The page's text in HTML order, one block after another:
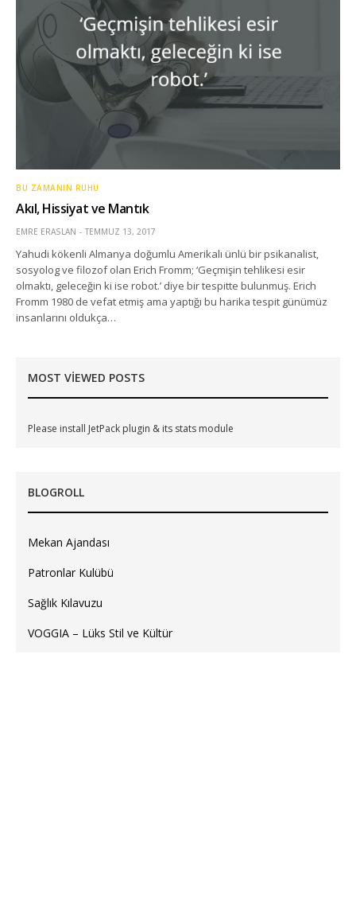
BU ZAMANIN RUHU
Akıl, Hissiyat ve Mantık
EMRE ERASLAN TEMMUZ 13, 2017
Yahudi kökenli Almanya doğumlu Amerikalı ünlü bir psikanalist,
sosyolog ve filozof olan Erich Fromm; ‘Geçmişin tehlikesi esir
olmaktı, geleceğin ki ise robot.’ diye bir tespitte bulunmuş. Erich
Fromm 1980 de vefat etmiş ama yaptığı bu harika tespit günümüz
insanlarını oldukça…
MOST VIEWED POSTS
Please install JetPack plugin & its stats module
BLOGROLL
Mekan Ajandası
Patronlar Kulübü
Sağlık Kılavuzu
VOGGIA – Lüks Stil ve Kültür